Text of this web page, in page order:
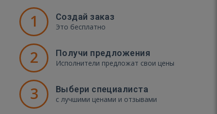
1 Создай заказ
Это бесплатно
2 Получи предложения
Исполнители предложат свои цены
3 Выбери специалиста
с лучшими ценами и отзывами